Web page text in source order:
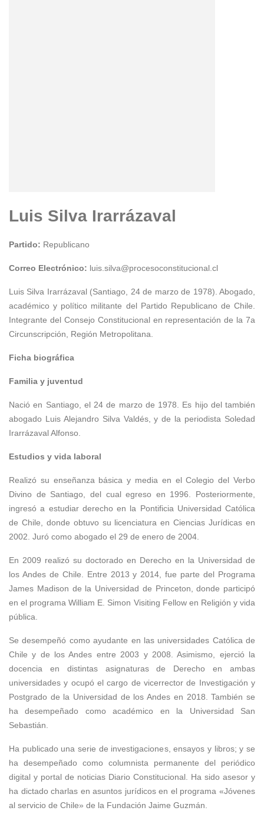
Luis Silva Irarrázaval
Partido: Republicano
Correo Electrónico: luis.silva@procesoconstitucional.cl
Luis Silva Irarrázaval (Santiago, 24 de marzo de 1978). Abogado,
académico y político militante del Partido Republicano de Chile.
Integrante del Consejo Constitucional en representación de la 7a
Circunscripción, Región Metropolitana.
Ficha biográfica
Familia y juventud
Nació en Santiago, el 24 de marzo de 1978. Es hijo del también
abogado Luis Alejandro Silva Valdés, y de la periodista Soledad
Irarrázaval Alfonso.
Estudios y vida laboral
Realizó su enseñanza básica y media en el Colegio del Verbo
Divino de Santiago, del cual egreso en 1996. Posteriormente,
ingresó a estudiar derecho en la Pontificia Universidad Católica
de Chile, donde obtuvo su licenciatura en Ciencias Jurídicas en
2002. Juró como abogado el 29 de enero de 2004.
En 2009 realizó su doctorado en Derecho en la Universidad de
los Andes de Chile. Entre 2013 y 2014, fue parte del Programa
James Madison de la Universidad de Princeton, donde participó
en el programa William E. Simon Visiting Fellow en Religión y vida
pública.
Se desempeñó como ayudante en las universidades Católica de
Chile y de los Andes entre 2003 y 2008. Asimismo, ejerció la
docencia en distintas asignaturas de Derecho en ambas
universidades y ocupó el cargo de vicerrector de Investigación y
Postgrado de la Universidad de los Andes en 2018. También se
ha desempeñado como académico en la Universidad San
Sebastián.
Ha publicado una serie de investigaciones, ensayos y libros; y se
ha desempeñado como columnista permanente del periódico
digital y portal de noticias Diario Constitucional. Ha sido asesor y
ha dictado charlas en asuntos jurídicos en el programa «Jóvenes
al servicio de Chile» de la Fundación Jaime Guzmán.